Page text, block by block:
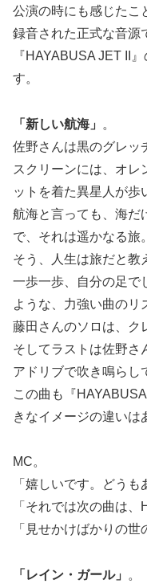
公演の時にも感じたこ
録音された正式な音源
『HAYABUSA JET II
す。
「新しい航海」
。
佐野さんは黒のグレッ
スクリーンには、オレ
ットを着た異星人が歩
航海と言っても、海だ
で、それは遥かなる旅。
そう、人生は旅だと教
一歩一歩、自分の足で
ような、力強い曲のリ
藤田さんのソロは、ク
そしてラストは佐野さ
アドリブで吹き鳴らし
この曲も『
きなイメージの違いは
MC。
「嬉しいです。どうも
「それでは次の曲は、
「見せかけばかりの世
「レイン・ガール」 。